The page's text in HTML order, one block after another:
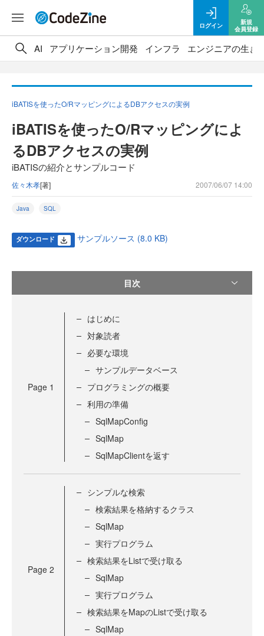
ログイン
新規
会員登録
AI アプリケーション開発 インフラ エンジニアの生き
iBATISを使ったO/RマッピングによるDBアクセスの実例
iBATISを使ったO/Rマッピングによ
るDBアクセスの実例
iBATISの紹介とサンプルコード
佐々木孝[著] 2007/06/07 14:00
Java SQL
ダウンロード サンプルソース (8.0 KB)
目次
Page 1
はじめに
対象読者
必要な環境
サンプルデータベース
プログラミングの概要
利用の準備
SqlMapConfig
SqlMap
SqlMapClientを返す
Page 2
シンプルな検索
検索結果を格納するクラス
SqlMap
実行プログラム
検索結果をListで受け取る
SqlMap
実行プログラム
検索結果をMapのListで受け取る
SqlMap